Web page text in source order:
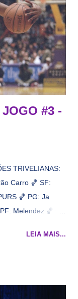
#3 -
TRIVELIANAS:
Carro 🏀 SF:
🏀 PG: Ja
Melendez 🏀 C:
LEIA MAIS...